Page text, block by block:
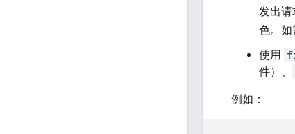
发出请
色。如
使用
件）、
例如：